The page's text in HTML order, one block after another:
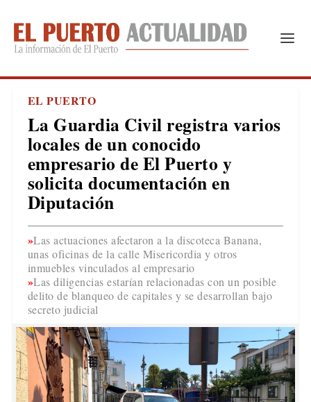
EL PUERTO
La Guardia Civil registra varios
locales de un conocido
empresario de El Puerto y
solicita documentación en
Diputación
Las actuaciones afectaron a la discoteca Banana,
unas oficinas de la calle Misericordia y otros
inmuebles vinculados al empresario
Las diligencias estarían relacionadas con un posible
delito de blanqueo de capitales y se desarrollan bajo
secreto judicial